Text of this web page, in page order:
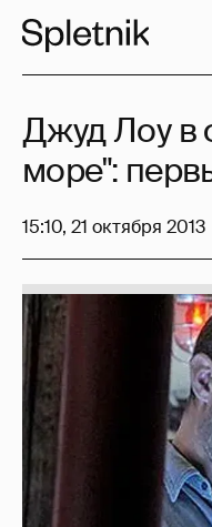
Джуд Лоу в
море":
15:10, 21 октября 2013